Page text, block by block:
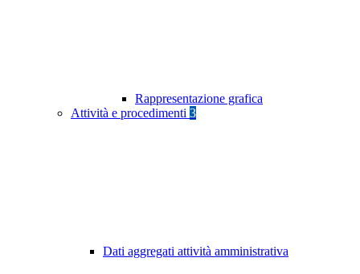
Rappresentazione grafica
Attività e procedimenti 3
Dati aggregati attività amministrativa